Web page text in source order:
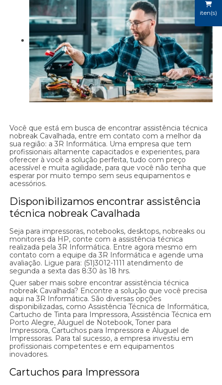
iten(s)
Você que está em busca de encontrar assistência técnica
nobreak Cavalhada, entre em contato com a melhor da
sua região: a 3R Informática. Uma empresa que tem
profissionais altamente capacitados e experientes, para
oferecer à você a solução perfeita, tudo com preço
acessível e muita agilidade, para que você não tenha que
esperar por muito tempo sem seus equipamentos e
acessórios.
Disponibilizamos encontrar assistência
técnica nobreak Cavalhada
Seja para impressoras, notebooks, desktops, nobreaks ou
monitores da HP, conte com a assistência técnica
realizada pela 3R Informática. Entre agora mesmo em
contato com a equipe da 3R Informática e agende uma
avaliação. Ligue para: (51)3012-1111 atendimento de
segunda a sexta das 8:30 às 18 hrs.
Quer saber mais sobre encontrar assistência técnica
nobreak Cavalhada? Encontre a solução que você precisa
aqui na 3R Informática. São diversas opções
disponibilizadas, como Assistência Técnica de Informática,
Cartucho de Tinta para Impressora, Assistência Técnica em
Porto Alegre, Aluguel de Notebook, Toner para
Impressora, Cartuchos para Impressora e Aluguel de
Impressoras. Para tal sucesso, a empresa investiu em
profissionais competentes e em equipamentos
inovadores.
Cartuchos para Impressora